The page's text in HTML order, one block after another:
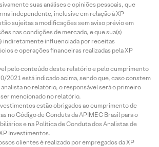
suas análises e opiniões pessoais, que
independente, inclusive em relação à XP
sujeitas a modificações sem aviso prévio em
nas condições de mercado, e que sua(s)
indiretamente influenciada por receitas
e operações financeiras realizadas pela XP
pelo conteúdo deste relatório e pelo cumprimento
2021 está indicado acima, sendo que, caso constem
analista no relatório, o responsável será o primeiro
mencionado no relatório.
estão obrigados ao cumprimento de
no Código de Conduta da APIMEC Brasil para o
e na Política de Conduta dos Analistas de
Investimentos.
clientes é realizado por empregados da XP